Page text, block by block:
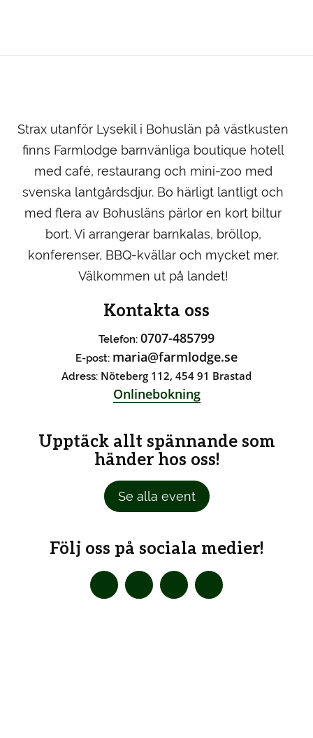
Strax utanför Lysekil i Bohuslän på västkusten
finns Farmlodge barnvänliga boutique hotell
med café, restaurang och mini-zoo med
svenska lantgårdsdjur. Bo härligt lantligt och
med flera av Bohusläns pärlor en kort biltur
bort. Vi arrangerar barnkalas, bröllop,
konferenser, BBQ-kvällar och mycket mer.
Välkommen ut på landet!
Kontakta oss
Telefon: 0707-485799
E-post: maria@farmlodge.se
Adress: Nöteberg 112, 454 91 Brastad
Onlinebokning
Upptäck allt spännande som
händer hos oss!
Se alla event
Följ oss på sociala medier!